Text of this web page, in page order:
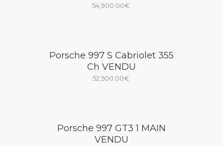
54,900.00€
Porsche 997 S Cabriolet 355
Ch VENDU
52,500.00€
Porsche 997 GT3 1 MAIN
VENDU